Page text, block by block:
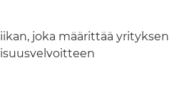
joka määrittää yrityksen